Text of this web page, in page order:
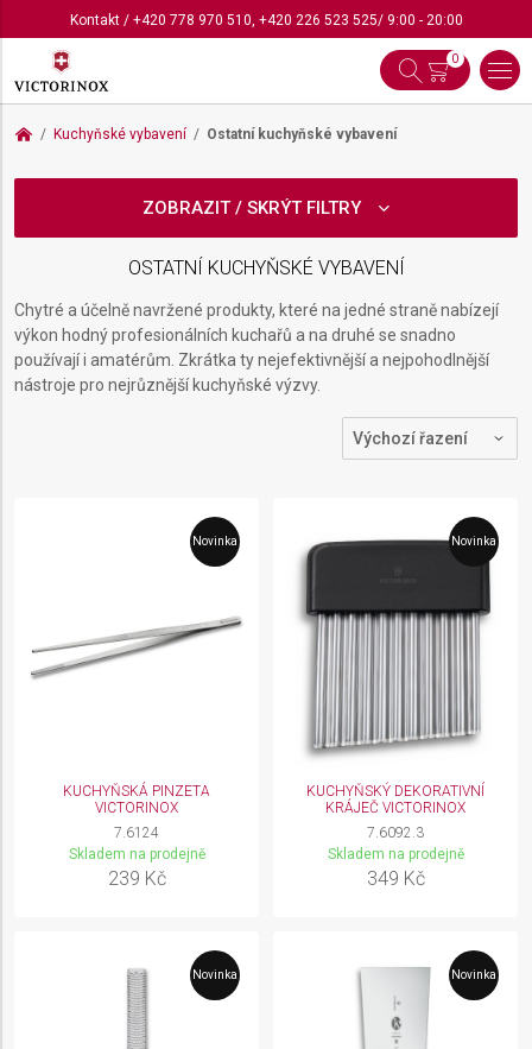
Kontakt/ +420 778 970 510, +420 226 523 525/ 9:00 - 20:00
0
Kuchyňské vybavení Ostatní kuchyňské vybavení
ZOBRAZIT / SKRÝT FILTRY
OSTATNÍ KUCHYŇSKÉ VYBAVENÍ
Chytré a účelně navržené produkty, které na jedné straně nabízejí
výkon hodný profesionálních kuchařů a na druhé se snadno
používají i amatérům. Zkrátka ty nejefektivnější a nejpohodlnější
nástroje pro nejrůznější kuchyňské výzvy.
Novinka
KUCHYŇSKÁ PINZETA
VICTORINOX
7.6124
Skladem na prodejně
239 Kč
Novinka
KUCHYŇSKÝ DEKORATIVNÍ
KRÁJEČ VICTORINOX
7.6092.3
Skladem na prodejně
349 Kč
Novinka Novinka